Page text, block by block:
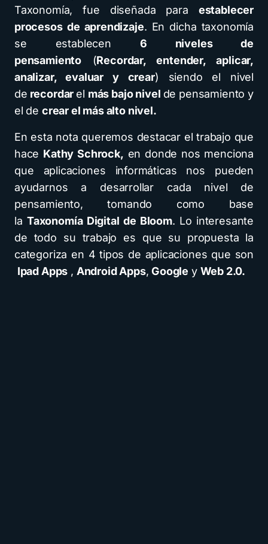
Taxonomía, fue diseñada para establecer
procesos de aprendizaje. En dicha taxonomía
se establecen 6 niveles de
pensamiento (Recordar, entender, aplicar,
analizar, evaluar y crear) siendo el nivel
de recordar el más bajo nivel de pensamiento y
el de crear el más alto nivel.
En esta nota queremos destacar el trabajo que
hace Kathy Schrock, en donde nos menciona
que aplicaciones informáticas nos pueden
ayudarnos a desarrollar cada nivel de
pensamiento, tomando como base
la Taxonomía Digital de Bloom. Lo interesante
de todo su trabajo es que su propuesta la
categoriza en 4 tipos de aplicaciones que son
Ipad Apps , Android Apps,Google y Web 2.0.